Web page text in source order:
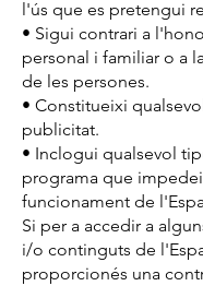
l'ús que es pretengui
• Sigui contrari a
personal i familiar o a
de les persones.
• Constitueixi
publicitat.
• Inclogui qualsevol
programa que
funcionament de
Si per a accedir a
i/o continguts de
proporcionés una